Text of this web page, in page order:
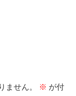
ません。 ※ が付